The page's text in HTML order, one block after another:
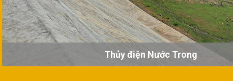
Thủy điện Nước Trong